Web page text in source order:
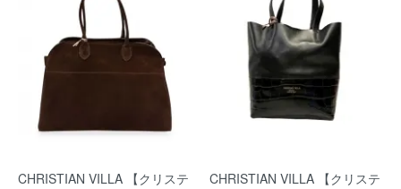
CHRISTIAN VILLA 【クリステ
CHRISTIAN VILLA 【クリステ